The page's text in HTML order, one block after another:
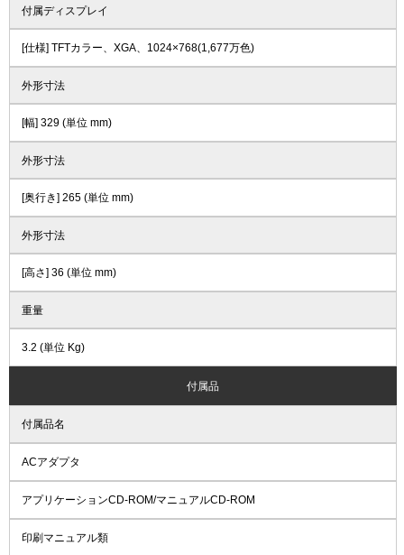
付属ディスプレイ
[仕様] TFTカラー、XGA、1024×768(1,677万色)
外形寸法
[幅] 329 (単位 mm)
外形寸法
[奥行き] 265 (単位 mm)
外形寸法
[高さ] 36 (単位 mm)
重量
3.2 (単位 Kg)
付属品
付属品名
ACアダプタ
アプリケーションCD-ROM/マニュアルCD-ROM
印刷マニュアル類